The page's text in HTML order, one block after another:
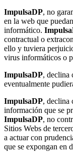
ImpulsaDP, no
en la web que
informático.
contractual o
ello y tuviera
virus informáticos o
ImpulsaDP, declina
eventualmente
ImpulsaDP, declina
información que se
ImpulsaDP, no
Sitios Webs de
a actuar con
que se expongan en